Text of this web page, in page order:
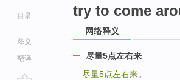
目录
释义
翻译
try to come
网络释义
尽量5点左右来
尽量5点左右来。